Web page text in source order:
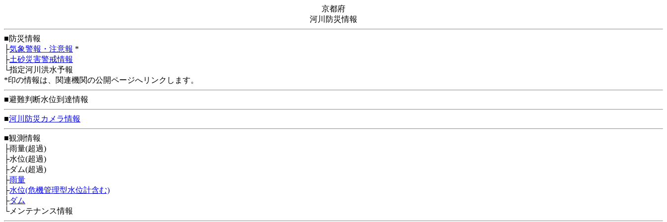
京都府
河川防災情報
■防災情報
├気象警報・注意報 *
├土砂災害警戒情報
└指定河川洪水予報
*印の情報は、関連機関の公開ページへリンクします。
■避難判断水位到達情報
■河川防災カメラ情報
■観測情報
├雨量(超過)
├水位(超過)
├ダム(超過)
├雨量
├水位(危機管理型水位計含む)
├ダム
└メンテナンス情報